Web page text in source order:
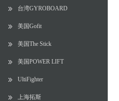
台湾GYROBOARD
美国Gofit
美国The Stick
美国POWER LIFT
UltiFighter
上海拓斯